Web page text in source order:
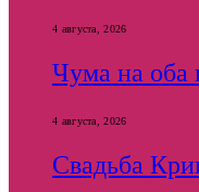
4 августа, 2026
Чума на оба
4 августа, 2026
Свадьба